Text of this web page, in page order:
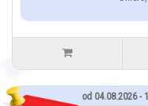
od 04.08.2026 -